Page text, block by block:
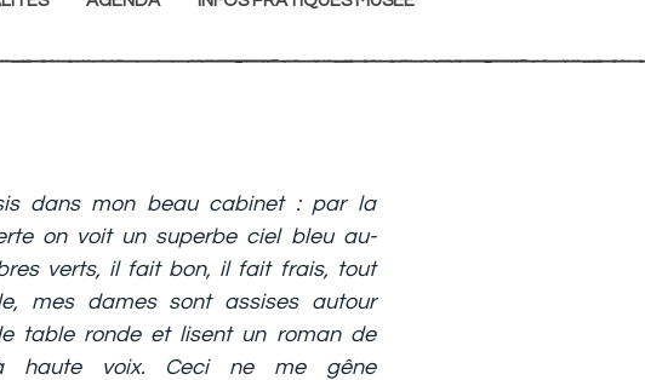
dans mon beau cabinet : par la
on voit un superbe ciel bleu au-
verts, il fait bon, il fait frais, tout
mes dames sont assises autour
table ronde et lisent un roman de
haute voix. Ceci ne me gêne